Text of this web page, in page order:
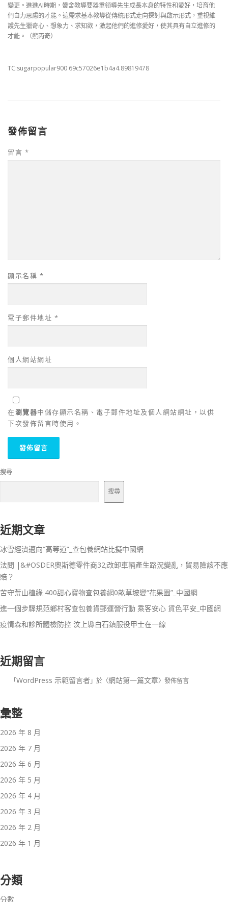
變更。進進AI時期，黌舍教導要器重領導先生成長本身的特性和愛好，培育他
們自力思慮的才能。這需求基本教導從傳統形式走向探討與啟示形式，重視維
護先生獵奇心、想象力、求知欲，激起他們的進修愛好，使其具有自立進修的
才能。（熊丙奇）
TC:sugarpopular900 69c57026e1b4a4.89819478
發佈留言
留言 *
顯示名稱 *
電子郵件地址 *
個人網站網址
在瀏覽器中儲存顯示名稱、電子郵件地址及個人網站網址，以供
下次發佈留言時使用。
搜尋
搜尋
近期文章
冰雪經濟邁向“高等道”_查包養網站比擬中國網
法問 |&#OSDER奧斯德零件商32;改卸車輛產生路況變亂，貿易險該不應
賠？
苦守荒山植綠 400甜心寶物查包養網0畝草坡變“花果園”_中國網
進一個步驟規范鄉村客查包養貨郵運營行動 乘客安心 貨色平安_中國網
疫情森和診所體檢防控 汶上縣白石鎮服役甲士在一線
近期留言
「WordPress 示範留言者」於〈網站第一篇文章〉發佈留言
彙整
2026 年 8 月
2026 年 7 月
2026 年 6 月
2026 年 5 月
2026 年 4 月
2026 年 3 月
2026 年 2 月
2026 年 1 月
分類
分數